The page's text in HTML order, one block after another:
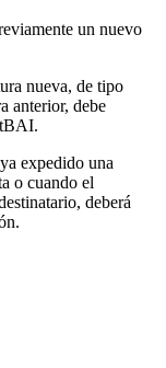
un nuevo
nueva, de tipo
anterior, debe
expedido una
o cuando el
deberá